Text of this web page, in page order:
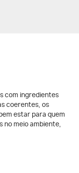
com ingredientes
coerentes, os
estar para quem
no meio ambiente,